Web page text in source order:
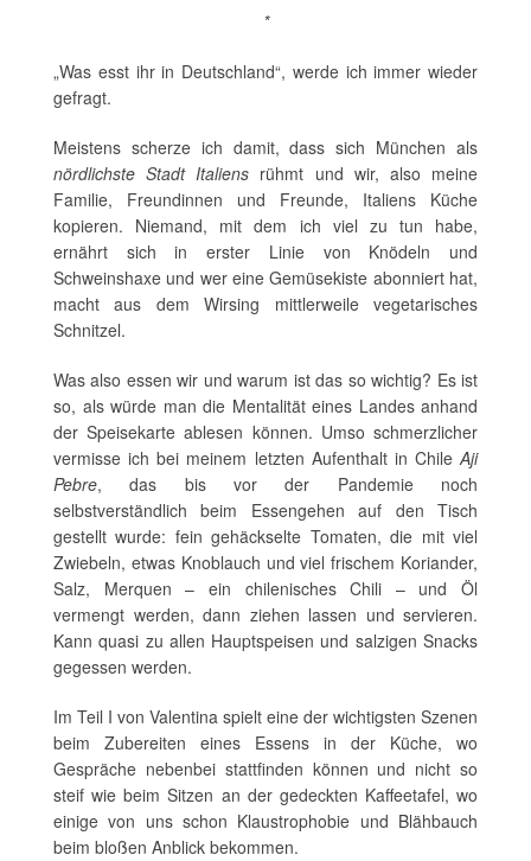
*
„Was esst ihr in Deutschland“, werde ich immer wieder
gefragt.
Meistens scherze ich damit, dass sich München als
nördlichste Stadt Italiens rühmt und wir, also meine
Familie, Freundinnen und Freunde, Italiens Küche
kopieren. Niemand, mit dem ich viel zu tun habe,
ernährt sich in erster Linie von Knödeln und
Schweinshaxe und wer eine Gemüsekiste abonniert hat,
macht aus dem Wirsing mittlerweile vegetarisches
Schnitzel.
Was also essen wir und warum ist das so wichtig? Es ist
so, als würde man die Mentalität eines Landes anhand
der Speisekarte ablesen können. Umso schmerzlicher
vermisse ich bei meinem letzten Aufenthalt in ChileAji
Pebre, das bis vor der Pandemie noch
selbstverständlich beim Essengehen auf den Tisch
gestellt wurde: fein gehäckselte Tomaten, die mit viel
Zwiebeln, etwas Knoblauch und viel frischem Koriander,
Salz, Merquen – ein chilenisches Chili – und Öl
vermengt werden, dann ziehen lassen und servieren.
Kann quasi zu allen Hauptspeisen und salzigen Snacks
gegessen werden.
Im Teil I von Valentina spielt eine der wichtigsten Szenen
beim Zubereiten eines Essens in der Küche, wo
Gespräche nebenbei stattfinden können und nicht so
steif wie beim Sitzen an der gedeckten Kaffeetafel, wo
einige von uns schon Klaustrophobie und Blähbauch
beim bloßen Anblick bekommen.